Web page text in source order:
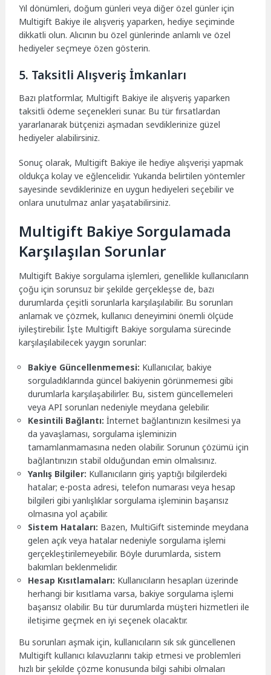
Yıl dönümleri, doğum günleri veya diğer özel günler için
Multigift Bakiye ile alışveriş yaparken, hediye seçiminde
dikkatli olun. Alıcının bu özel günlerinde anlamlı ve özel
hediyeler seçmeye özen gösterin.
5. Taksitli Alışveriş İmkanları
Bazı platformlar, Multigift Bakiye ile alışveriş yaparken
taksitli ödeme seçenekleri sunar. Bu tür fırsatlardan
yararlanarak bütçenizi aşmadan sevdiklerinize güzel
hediyeler alabilirsiniz.
Sonuç olarak, Multigift Bakiye ile hediye alışverişi yapmak
oldukça kolay ve eğlencelidir. Yukarıda belirtilen yöntemler
sayesinde sevdiklerinize en uygun hediyeleri seçebilir ve
onlara unutulmaz anlar yaşatabilirsiniz.
Multigift Bakiye Sorgulamada
Karşılaşılan Sorunlar
Multigift Bakiye sorgulama işlemleri, genellikle kullanıcıların
çoğu için sorunsuz bir şekilde gerçekleşse de, bazı
durumlarda çeşitli sorunlarla karşılaşılabilir. Bu sorunları
anlamak ve çözmek, kullanıcı deneyimini önemli ölçüde
iyileştirebilir. İşte Multigift Bakiye sorgulama sürecinde
karşılaşılabilecek yaygın sorunlar:
Bakiye Güncellenmemesi: Kullanıcılar, bakiye
sorguladıklarında güncel bakiyenin görünmemesi gibi
durumlarla karşılaşabilirler. Bu, sistem güncellemeleri
veya API sorunları nedeniyle meydana gelebilir.
Kesintili Bağlantı: İnternet bağlantınızın kesilmesi ya
da yavaşlaması, sorgulama işleminizin
tamamlanmamasına neden olabilir. Sorunun çözümü için
bağlantınızın stabil olduğundan emin olmalısınız.
Yanlış Bilgiler: Kullanıcıların giriş yaptığı bilgilerdeki
hatalar; e-posta adresi, telefon numarası veya hesap
bilgileri gibi yanlışlıklar sorgulama işleminin başarısız
olmasına yol açabilir.
Sistem Hataları: Bazen, MultiGift sisteminde meydana
gelen açık veya hatalar nedeniyle sorgulama işlemi
gerçekleştirilemeyebilir. Böyle durumlarda, sistem
bakımları beklenmelidir.
Hesap Kısıtlamaları: Kullanıcıların hesapları üzerinde
herhangi bir kısıtlama varsa, bakiye sorgulama işlemi
başarısız olabilir. Bu tür durumlarda müşteri hizmetleri ile
iletişime geçmek en iyi seçenek olacaktır.
Bu sorunları aşmak için, kullanıcıların sık sık güncellenen
Multigift kullanıcı kılavuzlarını takip etmesi ve problemleri
hızlı bir şekilde çözme konusunda bilgi sahibi olmaları